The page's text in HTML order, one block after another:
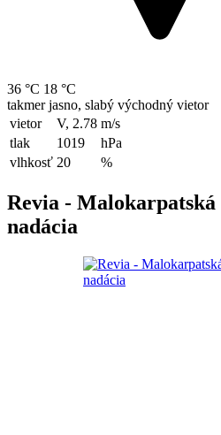
36 °C 18 °C
takmer jasno, slabý východný vietor
vietor
V, 2.78 m/s
tlak
1019
hPa
vlhkosť 20 %
Revia -
nadácia